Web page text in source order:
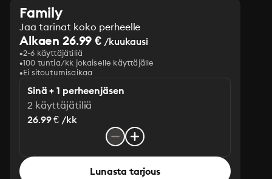
Family
Jaa tarinat koko perheelle
Alkaen 26.99 € /kuukausi
2-6 käyttäjätiliä
100 tuntia/kk jokaiselle käyttäjälle
Ei sitoutumisaikaa
Sinä + 1 perheenjäsen
2 käyttäjätiliä
26.99 € /kk
Lunasta tarjous